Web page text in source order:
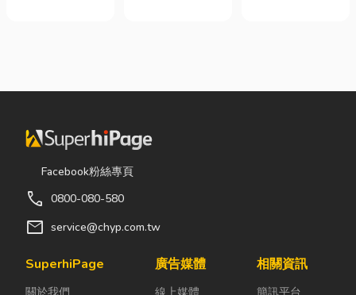
資源管理。透
理設備規劃，
不僅能改善水
質、提升用水
配廢水處理工
程與回收水工
成本，實現節
同步規劃空氣
不到的地方持
間： 精品包、
藏最怕潮濕，
的硬體運算平
機無法應付高
Facebook粉絲專頁
call 0800-080-580
mail service@chyp.com.tw
SuperhiPage
關於我們
廣告媒體
線上媒體
相關資訊
簡訊平台